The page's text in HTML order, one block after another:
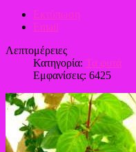
Εκτύπωση
Email
Λεπτομέρειες
Κατηγορία: Τα φυτά
Εμφανίσεις: 6425